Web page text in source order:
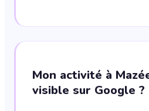
Mon activité à
visible sur Google ?